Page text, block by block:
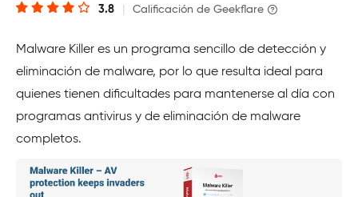
3.8 Calificación de Geekflare
Malware Killer es un programa sencillo de detección y
eliminación de malware, por lo que resulta ideal para
quienes tienen dificultades para mantenerse al día con
programas antivirus y de eliminación de malware
completos.